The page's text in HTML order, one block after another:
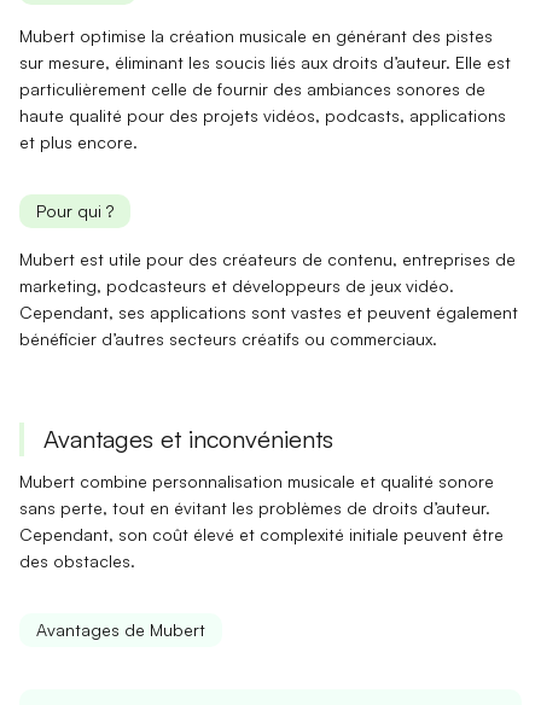
Mubert optimise la création musicale en générant des pistes
sur mesure, éliminant les soucis liés aux droits d’auteur. Elle est
particulièrement celle de fournir des ambiances sonores de
haute qualité pour des projets vidéos, podcasts, applications
et plus encore.
Pour qui ?
Mubert est utile pour des créateurs de contenu, entreprises de
marketing, podcasteurs et développeurs de jeux vidéo.
Cependant, ses applications sont vastes et peuvent également
bénéficier d’autres secteurs créatifs ou commerciaux.
Avantages et inconvénients
Mubert combine personnalisation musicale et qualité sonore
sans perte, tout en évitant les problèmes de droits d’auteur.
Cependant, son coût élevé et complexité initiale peuvent être
des obstacles.
Avantages de Mubert